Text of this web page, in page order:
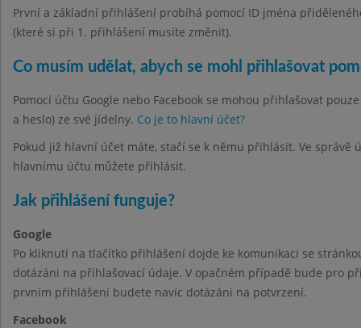
První a základní přihlášení probíhá pomocí ID jména
(které si při 1. přihlášení musíte změnit).
Co musím udělat, abych se mohl přihlašovat
Pomocí účtu Google nebo Facebook se mohou přihlašovat
a heslo) ze své jídelny. Co je to hlavní účet?
Pokud již hlavní účet máte, stačí se k němu přihlásit. Ve
hlavnímu účtu můžete přihlásit.
Jak přihlášení funguje?
Google
Po kliknutí na tlačítko přihlášení dojde ke komunikaci se
dotázáni na přihlašovací údaje. V opačném případě bude pro
prvním přihlášení budete navíc dotázáni na potvrzení.
Facebook